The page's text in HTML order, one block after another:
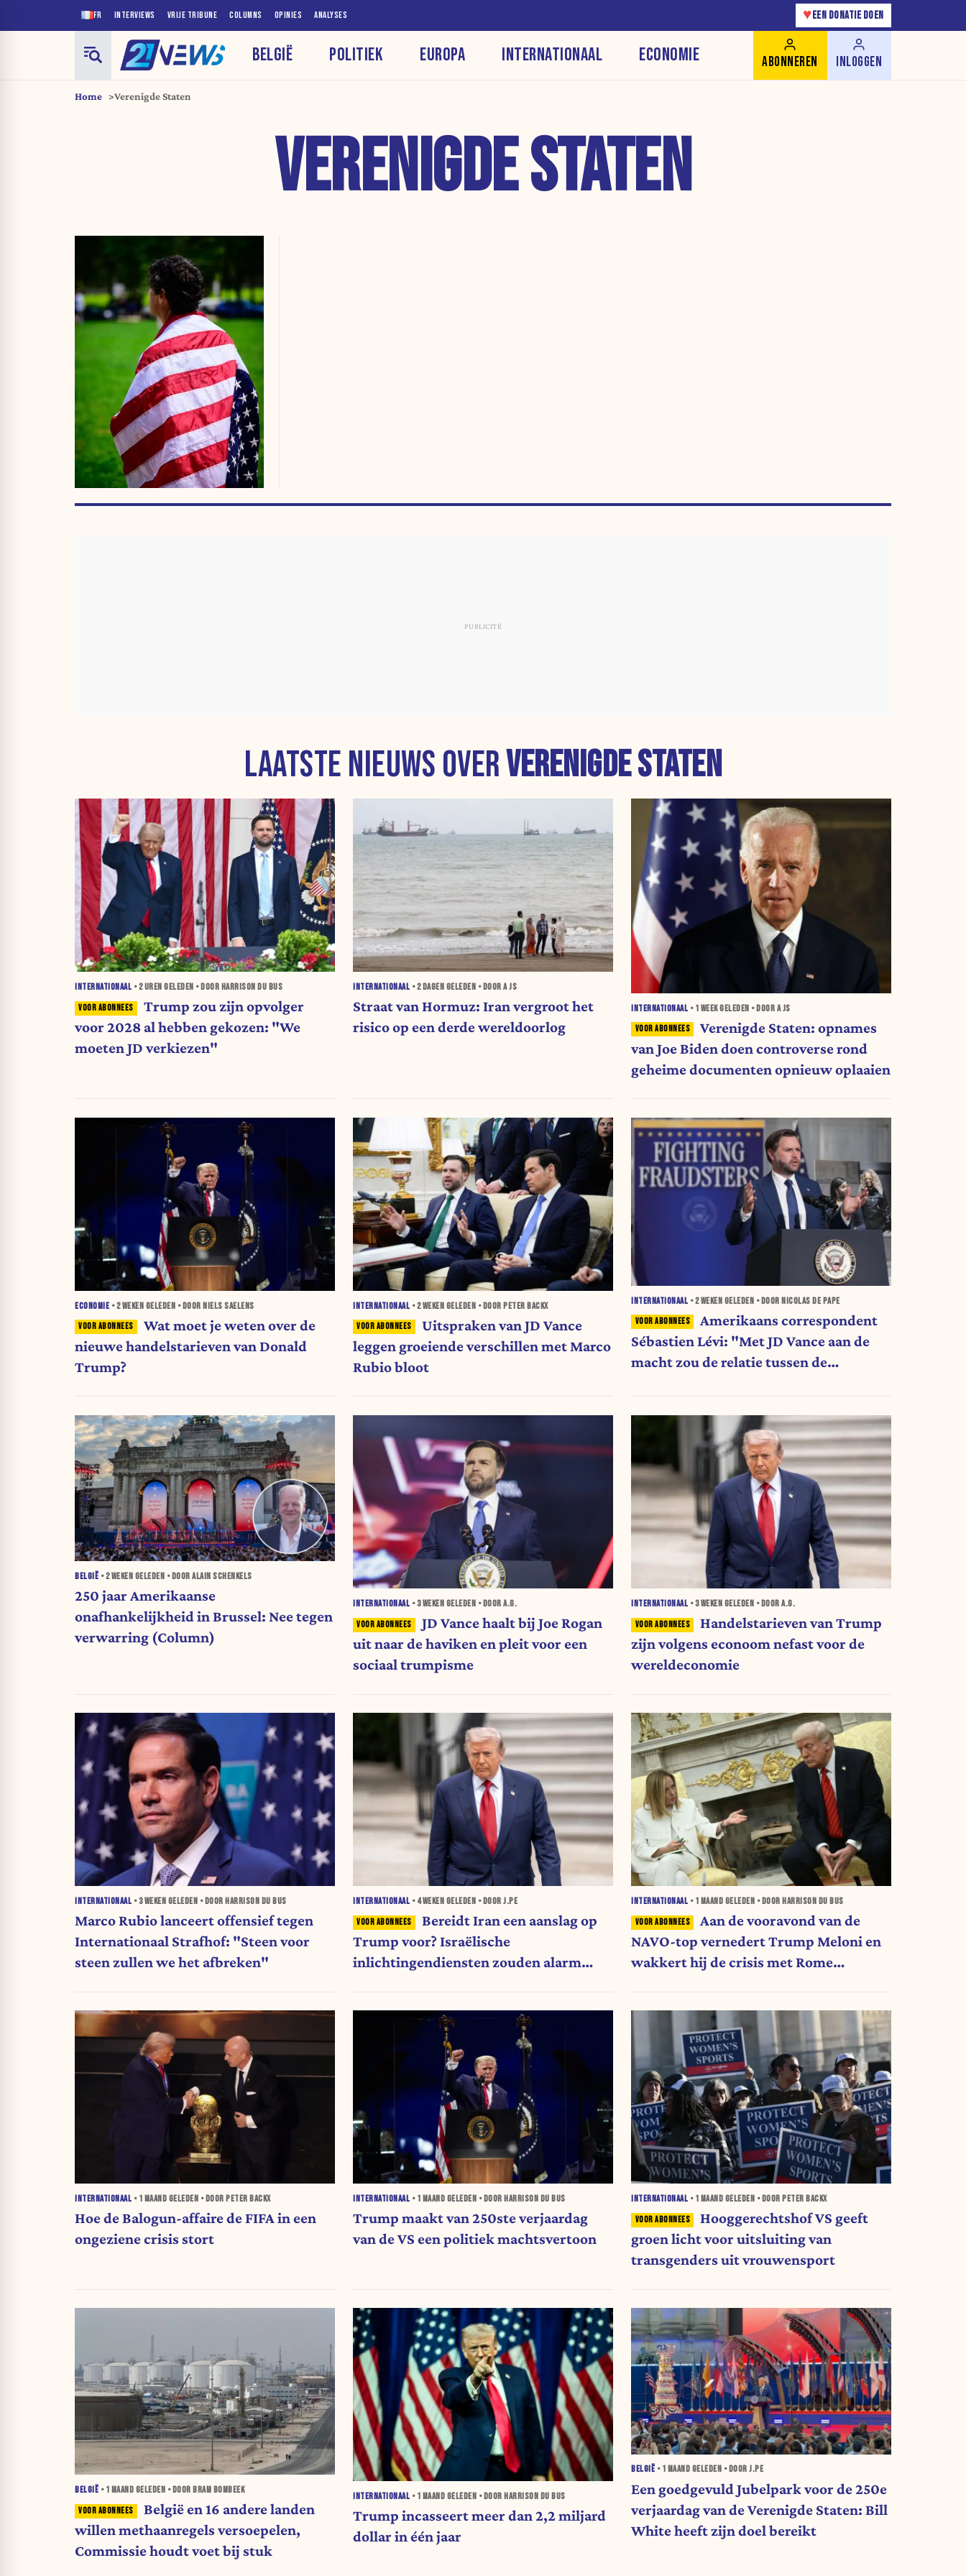
FR INTERVIEWS VRIJE TRIBUNE COLUMNS OPINIES ANALYSES ♥ EEN DONATIE DOEN
BELGIË POLITIEK EUROPA INTERNATIONAAL ECONOMIE ABONNEREN INLOGGEN
Home Verenigde Staten
VERENIGDE STATEN
LAATSTE NIEUWS OVERVERENIGDE STATEN
INTERNATIONAAL •2 UREN GELEDEN • DOOR HARRISON DU BUS
Trump zou zijn opvolger
voor 2028 al hebben gekozen: "We
moeten JD verkiezen"
INTERNATIONAAL •2 DAGEN GELEDEN • DOOR A JS
Straat van Hormuz: Iran vergroot het
risico op een derde wereldoorlog
INTERNATIONAAL • 1 WEEKGELEDEN • DOOR A JS
Verenigde Staten: opnames
van Joe Biden doen controverse rond
geheime documenten opnieuw oplaaien
ECONOMIE •2 WEKEN GELEDEN • DOOR NIELS SAELENS
Wat moet je weten over de
nieuwe handelstarieven van Donald
Trump?
INTERNATIONAAL •2 WEKEN GELEDEN • DOOR PETER BACKX
Uitspraken van JD Vance
leggen groeiende verschillen met Marco
Rubio bloot
INTERNATIONAAL •2 WEKEN GELEDEN • DOOR NICOLAS DE PAPE
Amerikaans correspondent
Sébastien Lévi: "Met JD Vance aan de
macht zou de relatie tussen de
BELGIË •2 WEKEN GELEDEN • DOOR ALAIN SCHENKELS
250 jaar Amerikaanse
onafhankelijkheid in Brussel: Nee tegen
verwarring (Column)
INTERNATIONAAL •3 WEKEN GELEDEN • DOOR A.G.
JD Vance haalt bij Joe Rogan
uit naar de haviken en pleit voor een
sociaal trumpisme
INTERNATIONAAL •3 WEKEN GELEDEN • DOOR A.G.
Handelstarieven van Trump
zijn volgens econoom nefast voor de
wereldeconomie
INTERNATIONAAL •3 WEKEN GELEDEN • DOOR HARRISON DU BUS
Marco Rubio lanceert offensief tegen
Internationaal Strafhof: "Steen voor
steen zullen we het afbreken"
INTERNATIONAAL • 4 WEKEN GELEDEN • DOOR J.PE
Bereidt Iran een aanslag op
Trump voor? Israëlische
inlichtingendiensten zouden alarm
INTERNATIONAAL • 1 MAAND GELEDEN • DOOR HARRISON DU BUS
Aan de vooravond van de
NAVO-top vernedert Trump Meloni en
wakkert hij de crisis met Rome
INTERNATIONAAL • 1 MAAND GELEDEN • DOOR PETER BACKX
Hoe de Balogun-affaire de FIFA in een
ongeziene crisis stort
INTERNATIONAAL • 1 MAAND GELEDEN • DOOR HARRISON DU BUS
Trump maakt van 250ste verjaardag
van de VS een politiek machtsvertoon
INTERNATIONAAL • 1 MAAND GELEDEN • DOOR PETER BACKX
Hooggerechtshof VS geeft
groen licht voor uitsluiting van
transgenders uit vrouwensport
BELGIË • 1 MAAND GELEDEN • DOOR BRAM BOMBEEK
België en 16 andere landen
willen methaanregels versoepelen,
Commissie houdt voet bij stuk
INTERNATIONAAL • 1 MAAND GELEDEN • DOOR HARRISON DU BUS
Trump incasseert meer dan 2,2 miljard
dollar in één jaar
BELGIË • 1 MAAND GELEDEN • DOOR J.PE
Een goedgevuld Jubelpark voor de 250e
verjaardag van de Verenigde Staten: Bill
White heeft zijn doel bereikt